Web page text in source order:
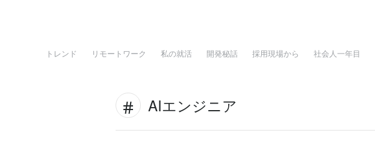
トレンド リモートワーク 私の就活 開発秘話 採用現場から 社会人一年目
AIエンジニア